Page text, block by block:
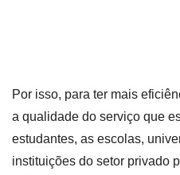
Por isso, para ter mais
a qualidade do serviço que
estudantes, as escolas,
instituições do setor privado